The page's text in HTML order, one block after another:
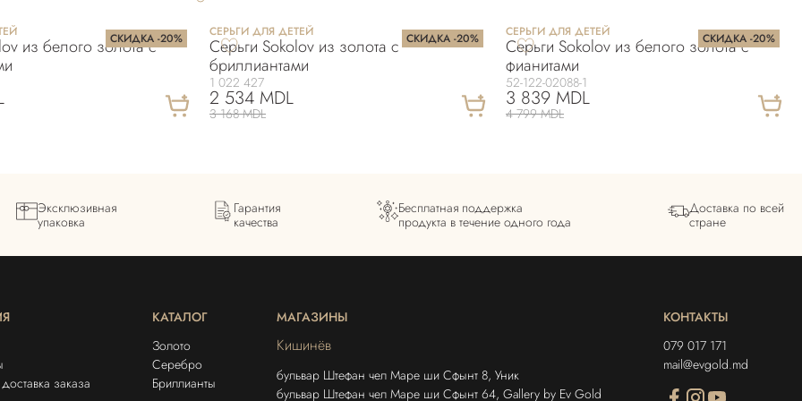
СКИДКА -20%
из белого золота с
СКИДКА -20%
СЕРЬГИ ДЛЯ ДЕТЕЙ
Серьги Sokolov из золота с
бриллиантами
1 022 427
2 534 MDL
3 168 MDL
СКИДКА -20%
СЕРЬГИ ДЛЯ ДЕТЕЙ
Серьги Sokolov из белого золота с
фианитами
52-122-02088-1
3 839 MDL
4 799 MDL
Эксклюзивная
упаковка
Гарантия
качества
Бесплатная поддержка
продукта в течение одного года
Доставка по всей
стране
заказа
КАТАЛОГ
Золото
Серебро
Бриллианты
МАГАЗИНЫ
Кишинёв
бульвар Штефан чел Маре ши Сфынт 8, Уник
бульвар Штефан чел Маре ши Сфынт 64, Gallery by Ev Gold
КОНТАКТЫ
079 017 171
mail@evgold.md